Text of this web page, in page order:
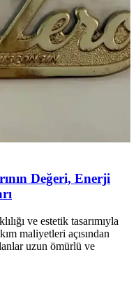
Değeri, Enerji
ve estetik tasarımıyla
maliyetleri açısından
uzun ömürlü ve